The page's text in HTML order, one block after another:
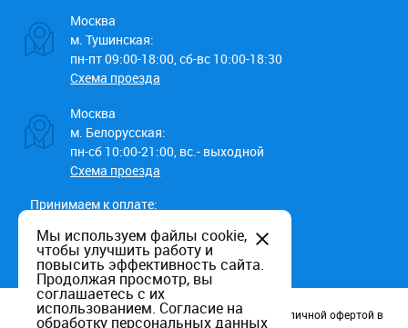
Москва
м. Тушинская:
пн-пт 09:00-18:00, сб-вс 10:00-18:30
Схема проезда
Москва
м. Белорусская:
пн-сб 10:00-21:00, вс.- выходной
Схема проезда
Принимаем к оплате:
Данный информационный ресурс не является публичной офертой в
Мы используем файлы cookie,
чтобы улучшить работу и
повысить эффективность сайта.
Продолжая просмотр, вы
соглашаетесь с их
использованием. Согласие на
обработку персональных данных